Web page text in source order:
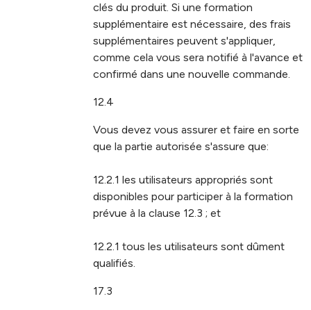
clés du produit. Si une formation
supplémentaire est nécessaire, des frais
supplémentaires peuvent s'appliquer,
comme cela vous sera notifié à l'avance et
confirmé dans une nouvelle commande.
12.4
Vous devez vous assurer et faire en sorte
que la partie autorisée s'assure que:
12.2.1 les utilisateurs appropriés sont
disponibles pour participer à la formation
prévue à la clause 12.3 ; et
12.2.1 tous les utilisateurs sont dûment
qualifiés.
17.3